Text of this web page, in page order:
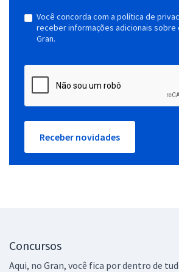
Você concorda com a política de
receber informações adicionais sobre
Gran.
Receber novidades
Concursos
Aqui, no Gran, você fica por dentro de